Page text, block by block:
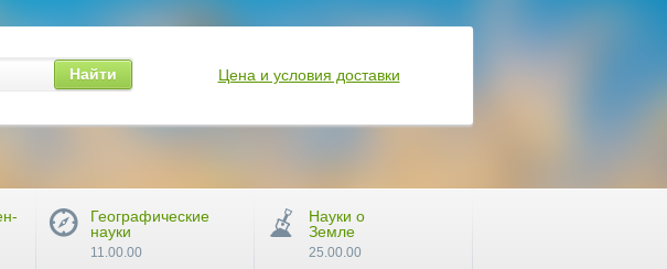
Найти Цена и условия доставки
Географические
науки
11.00.00
Науки о
Земле
25.00.00